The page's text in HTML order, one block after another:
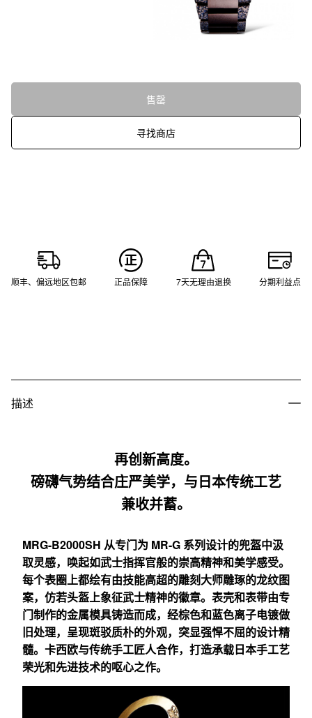
售罄
寻找商店
顺丰、偏远地区包邮 正品保障 7天无理由退换 分期利益点
描述
再创新高度。
磅礴气势结合庄严美学，与日本传统工艺
兼收并蓄。
MRG-B2000SH 从专门为 MR-G 系列设计的兜盔中汲
取灵感，唤起如武士指挥官般的崇高精神和美学感受。
每个表圈上都绘有由技能高超的雕刻大师雕琢的龙纹图
案，仿若头盔上象征武士精神的徽章。表壳和表带由专
门制作的金属模具铸造而成，经棕色和蓝色离子电镀做
旧处理，呈现斑驳质朴的外观，突显强悍不屈的设计精
髓。卡西欧与传统手工匠人合作，打造承载日本手工艺
荣光和先进技术的呕心之作。